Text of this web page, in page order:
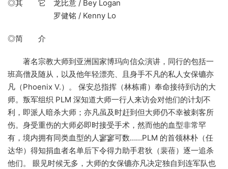
◎其 它 龙比意 / Bey Logan
罗健铭 / Kenny Lo
◎简 介
著名宗教大师到亚洲国家博玛向信众演讲，同行的包括一
班高僧及随从，以及他年轻漂亮、且身手不凡的私人女保镳亦
凡（Phoenix V.）。 保安总指挥（林栋甫）奉命接待到访的大
师。叛军组织 PLM 深知道大师一行人来访会对他们的计划不
利，即派人暗杀大师；亦凡虽及时赶到但大师仍不幸被刺客所
伤。身受重伤的大师必即时接受手术，然而他的血型非常罕
有，境内拥有同类血型的人寥寥可数……PLM 的首领林朴（任
达华）得知捐血者名单后下令得力助手君狄（裴蓓）逐一追杀
他们。 眼见时候无多，大师的女保镳亦凡决定独自到连军队也